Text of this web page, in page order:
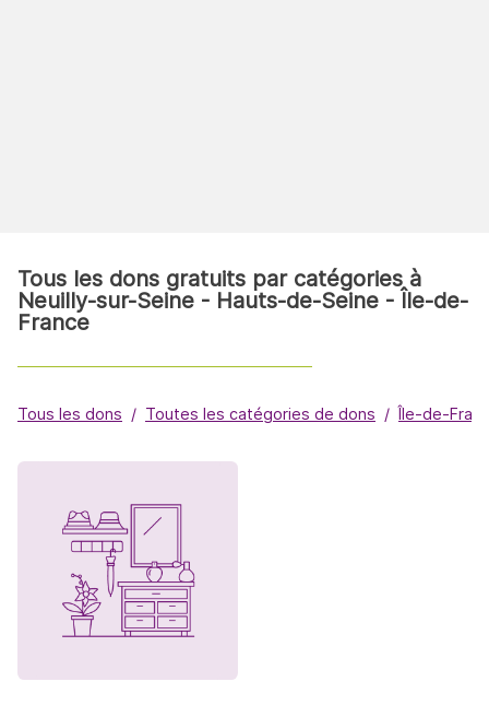
Tous les dons gratuits par catégories à
Neuilly-sur-Seine - Hauts-de-Seine - Île-de-
France
Tous les dons Toutes les catégories de dons Île-de-